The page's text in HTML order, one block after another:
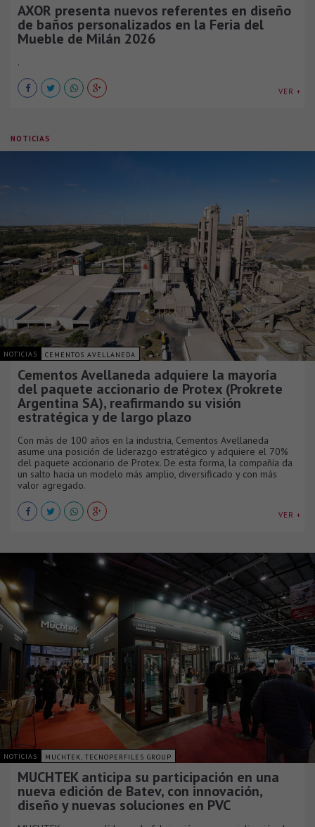
AXOR presenta nuevos referentes en diseño
de baños personalizados en la Feria del
Mueble de Milán 2026
.
VER +
NOTICIAS
NOTICIAS CEMENTOS AVELLANEDA
Cementos Avellaneda adquiere la mayoría
del paquete accionario de Protex (Prokrete
Argentina SA), reafirmando su visión
estratégica y de largo plazo
Con más de 100 años en la industria, Cementos Avellaneda
asume una posición de liderazgo estratégico y adquiere el 70%
del paquete accionario de Protex. De esta forma, la compañía da
un salto hacia un modelo más amplio, diversificado y con más
valor agregado.
VER +
NOTICIAS MUCHTEK, TECNOPERFILES GROUP
MUCHTEK anticipa su participación en una
nueva edición de Batev, con innovación,
diseño y nuevas soluciones en PVC